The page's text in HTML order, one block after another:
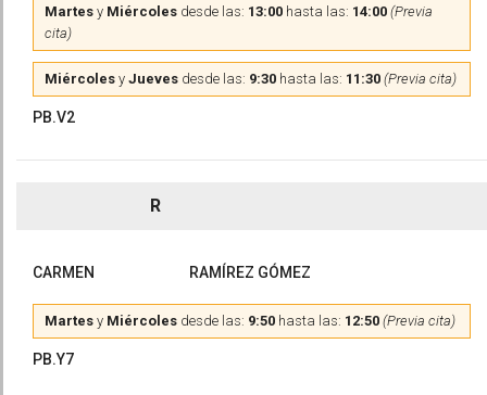
Martes y Miércoles desde las: 13:00 hasta las: 14:00 (Previa
cita)
Miércoles y Jueves desde las: 9:30 hasta las: 11:30 (Previa cita)
PB.V2
R
CARMEN RAMÍREZ GÓMEZ
Martes y Miércoles desde las: 9:50 hasta las: 12:50 (Previa cita)
PB.Y7